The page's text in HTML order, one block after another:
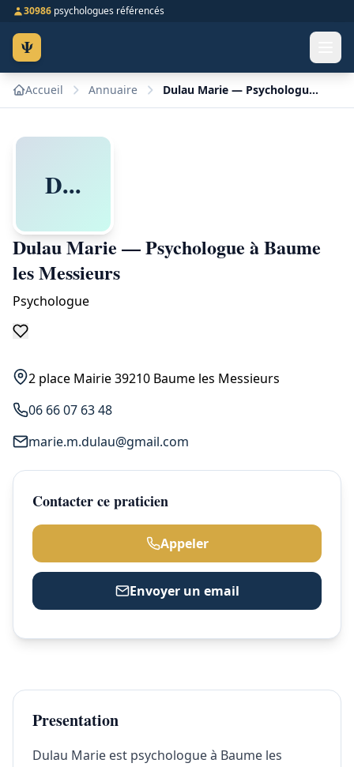
30986 psychologues référencés
Ψ
Accueil Annuaire Dulau Marie — Psychologue à Baume les Messieurs
D...
Dulau Marie — Psychologue à Baume
les Messieurs
Psychologue
2 place Mairie 39210 Baume les Messieurs
06 66 07 63 48
marie.m.dulau@gmail.com
Contacter ce praticien
Appeler
Envoyer un email
Presentation
Dulau Marie est psychologue à Baume les